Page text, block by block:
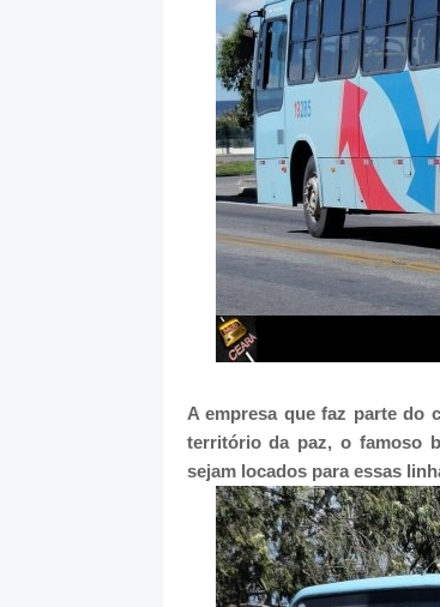
A empresa que faz parte do
território da paz, o famoso
sejam locados para essas